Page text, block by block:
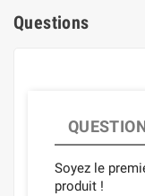
Questions
Soyez le
produit !